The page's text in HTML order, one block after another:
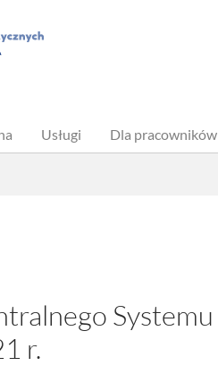
Usługi Dla pracowników
Systemu
r.